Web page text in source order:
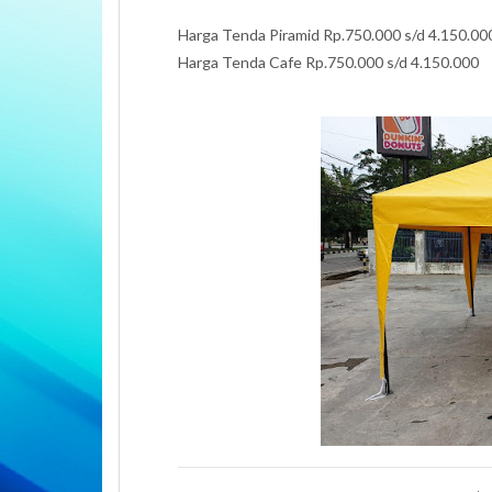
Harga Tenda Piramid Rp.750.000 s/d
Harga Tenda Cafe Rp.750.000 s/d 4.150.000